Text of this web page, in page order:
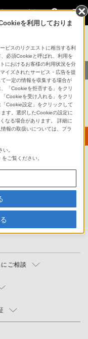
人のお客様
事例 選べるサポート
もお客様の
提案や
します。
ご相談
を利用しておりま
ビスのリクエストに相当する利
必須Cookieと呼ばれ、利用を
におけるお客様の利用状況を分
イズされたサービス・広告を提
一定の情報を収集する場合が
「Cookieを拒否する」をクリ
Cookieを受け入れる」をクリ
Cookie設定」をクリックして
す。選択したCookieの設定に
なる場合があります。 詳細に
報の取扱いについては、プラ
い。
をご覧ください。